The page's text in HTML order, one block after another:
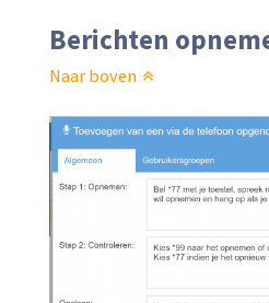
Berichten
Naar boven